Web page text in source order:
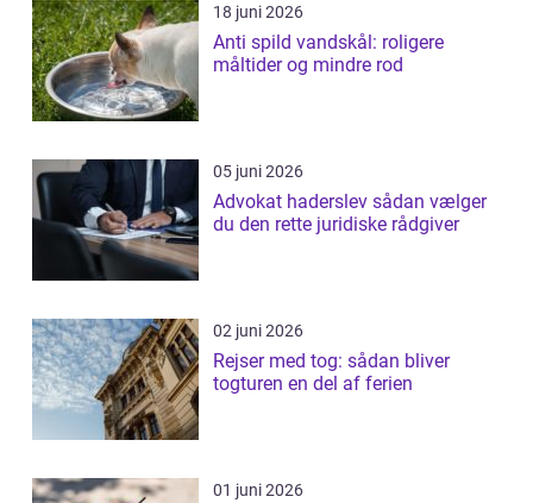
18 juni 2026
Anti spild vandskål: roligere
måltider og mindre rod
05 juni 2026
Advokat haderslev sådan vælger
du den rette juridiske rådgiver
02 juni 2026
Rejser med tog: sådan bliver
togturen en del af ferien
01 juni 2026